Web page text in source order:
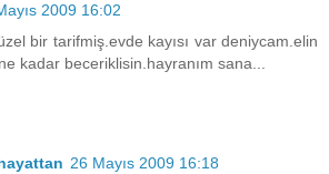
2009 16:02
bir tarifmiş.evde kayısı var deniycam.elin
kadar beceriklisin.hayranım sana...
26 Mayıs 2009 16:18